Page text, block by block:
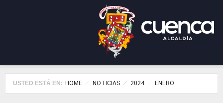
USTED ESTÁ EN: HOME NOTICIAS 2024 ENERO